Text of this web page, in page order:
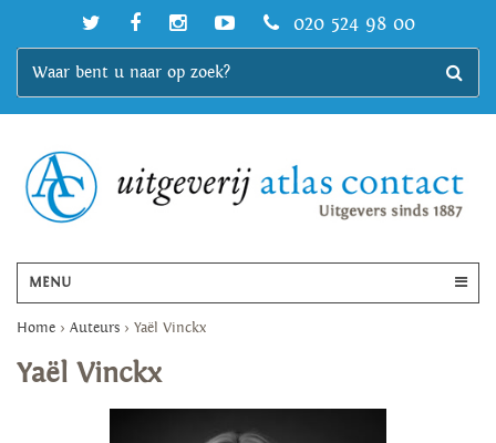
020 524 98 00
MENU
Home > Auteurs > Yaël Vinckx
Yaël Vinckx